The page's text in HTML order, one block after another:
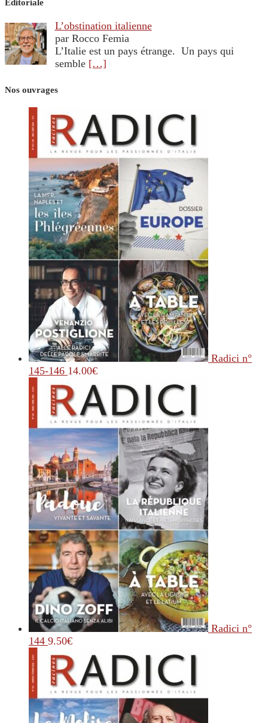
Editoriale
L’obstination italienne
par Rocco Femia
L’Italie est un pays étrange. Un pays qui
semble […]
Nos ouvrages
Radici n°
145-146 14.00€
Radici n°
144 9.50€